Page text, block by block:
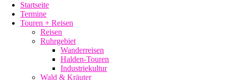
Startseite
Termine
Touren + Reisen
Reisen
Ruhrgebiet
Wanderreisen
Halden-Touren
Industriekultur
Wald & Kräuter